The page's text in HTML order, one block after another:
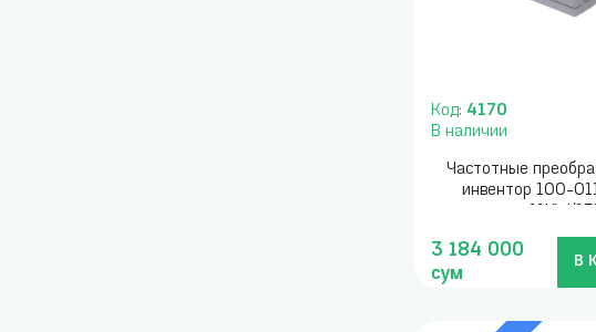
Код: 4170
В наличии
Частотные
инвентор 100-
3 184 000
сум
В